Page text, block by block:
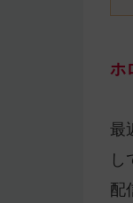
ホ
最
配